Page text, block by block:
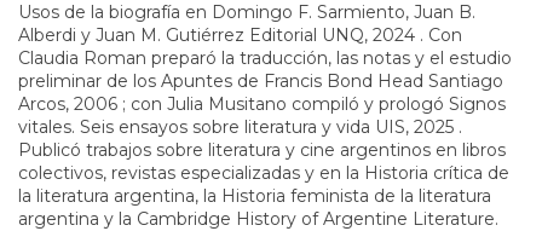
Usos de la biografía en Domingo F. Sarmiento, Juan B.
Alberdi y Juan M. Gutiérrez Editorial UNQ, 2024 . Con
Claudia Roman preparó la traducción, las notas y el estudio
preliminar de los Apuntes de Francis Bond Head Santiago
Arcos, 2006 ; con Julia Musitano compiló y prologó Signos
vitales. Seis ensayos sobre literatura y vida UIS, 2025 .
Publicó trabajos sobre literatura y cine argentinos en libros
colectivos, revistas especializadas y en la Historia crítica de
la literatura argentina, la Historia feminista de la literatura
argentina y la Cambridge History of Argentine Literature.